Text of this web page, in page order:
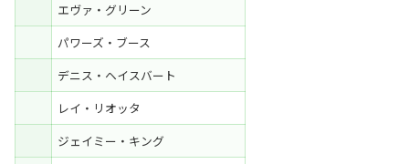
エヴァ・グリーン
パワーズ・ブース
デニス・ヘイスバート
レイ・リオッタ
ジェイミー・キング